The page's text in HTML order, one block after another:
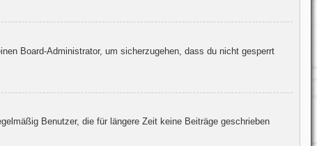
Board-Administrator, um sicherzugehen, dass du nicht gesperrt
Benutzer, die für längere Zeit keine Beiträge geschrieben